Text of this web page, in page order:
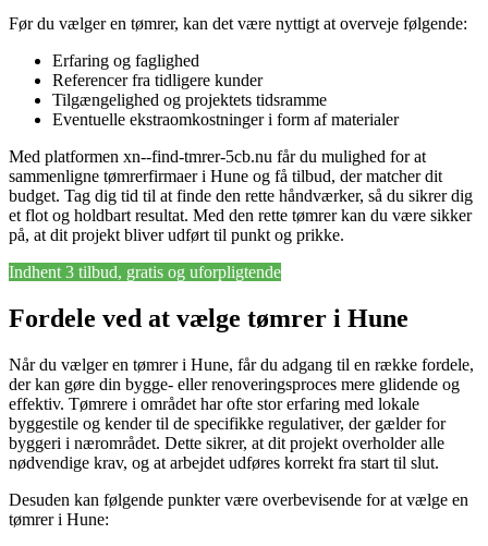
Før du vælger en tømrer, kan det være nyttigt at overveje følgende:
Erfaring og faglighed
Referencer fra tidligere kunder
Tilgængelighed og projektets tidsramme
Eventuelle ekstraomkostninger i form af materialer
Med platformen xn--find-tmrer-5cb.nu får du mulighed for at
sammenligne tømrerfirmaer i Hune og få tilbud, der matcher dit
budget. Tag dig tid til at finde den rette håndværker, så du sikrer dig
et flot og holdbart resultat. Med den rette tømrer kan du være sikker
på, at dit projekt bliver udført til punkt og prikke.
Indhent 3 tilbud, gratis og uforpligtende
Fordele ved at vælge tømrer i Hune
Når du vælger en tømrer i Hune, får du adgang til en række fordele,
der kan gøre din bygge- eller renoveringsproces mere glidende og
effektiv. Tømrere i området har ofte stor erfaring med lokale
byggestile og kender til de specifikke regulativer, der gælder for
byggeri i nærområdet. Dette sikrer, at dit projekt overholder alle
nødvendige krav, og at arbejdet udføres korrekt fra start til slut.
Desuden kan følgende punkter være overbevisende for at vælge en
tømrer i Hune: